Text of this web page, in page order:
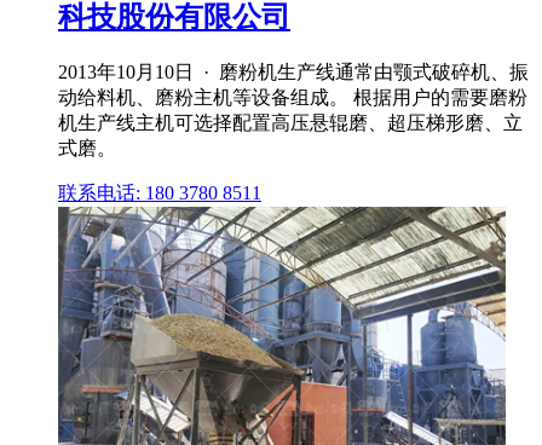
科技股份有限公司
2013年10月10日 · 磨粉机生产线通常由颚式破碎机、振
动给料机、磨粉主机等设备组成。 根据用户的需要磨粉
机生产线主机可选择配置高压悬辊磨、超压梯形磨、立
式磨。
联系电话: 180 3780 8511